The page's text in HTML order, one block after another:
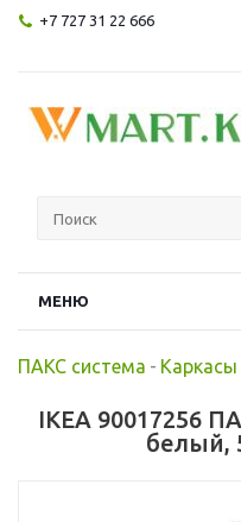
+7 727 31 22 666
МЕНЮ
ПАКС система -
IKEA 90017256
белый,